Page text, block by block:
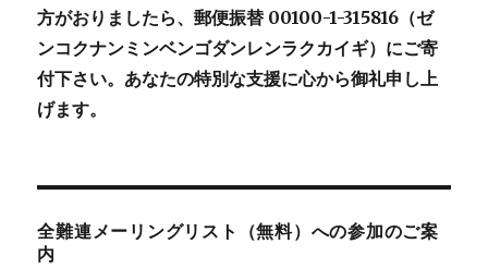
方がおりましたら、郵便振替 00100-1-315816（ゼ
ンコクナンミンベンゴダンレンラクカイギ）にご寄
付下さい。あなたの特別な支援に心から御礼申し上
げます。
全難連メーリングリスト（無料）への参加のご案
内